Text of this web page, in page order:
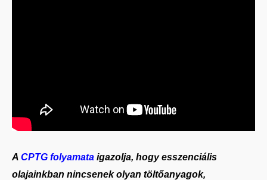
A CPTG folyamata igazolja, hogy esszenciális
olajainkban nincsenek olyan töltőanyagok,